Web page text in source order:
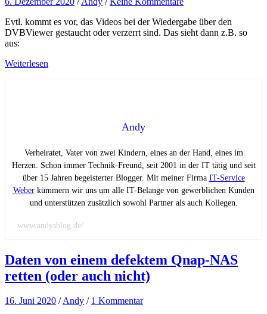
Evtl. kommt es vor, das Videos bei der Wiedergabe über den
DVBViewer gestaucht oder verzerrt sind. Das sieht dann z.B. so
aus:
Weiterlesen
Andy
Verheiratet, Vater von zwei Kindern, eines an der Hand, eines im
Herzen. Schon immer Technik-Freund, seit 2001 in der IT tätig und seit
über 15 Jahren begeisterter Blogger. Mit meiner Firma IT-Service
Weberkümmern wir uns um alle IT-Belange von gewerblichen Kunden
und unterstützen zusätzlich sowohl Partner als auch Kollegen.
www.andysblog.de/
Daten von einem defektem Qnap-NAS
retten (oder auch nicht)
16. Juni 2020 /Andy / 1 Kommentar